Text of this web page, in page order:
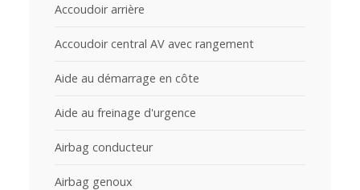
Accoudoir arrière
Accoudoir central AV avec rangement
Aide au démarrage en côte
Aide au freinage d'urgence
Airbag conducteur
Airbag genoux